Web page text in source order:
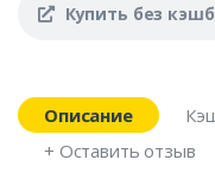
Купить без
Описание
+ Оставить отзыв